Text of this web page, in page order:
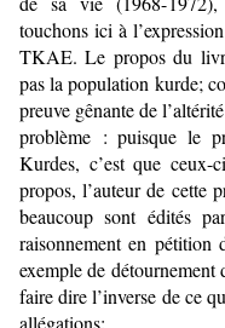
touchons ici à
TKAE. Le propos du
pas la population kurde;
preuve gênante de
problème : puisque le
Kurdes, c’est que ceux-
propos, l’auteur de cette
beaucoup sont édités
raisonnement en pétition
exemple de
faire dire l’inverse de ce
allégations: